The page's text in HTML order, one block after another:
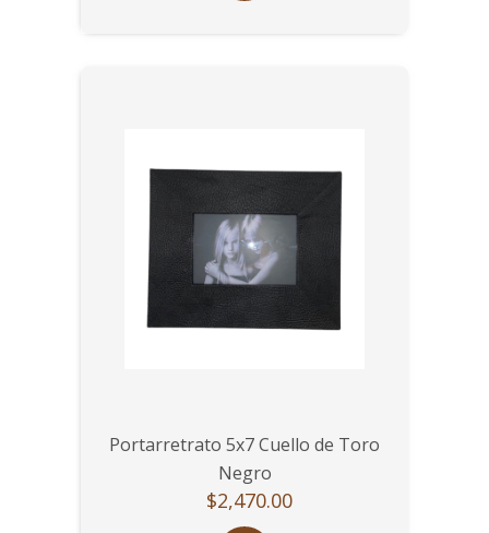
Portarretrato 5x7 Cuello de Toro
Negro
$2,470.00